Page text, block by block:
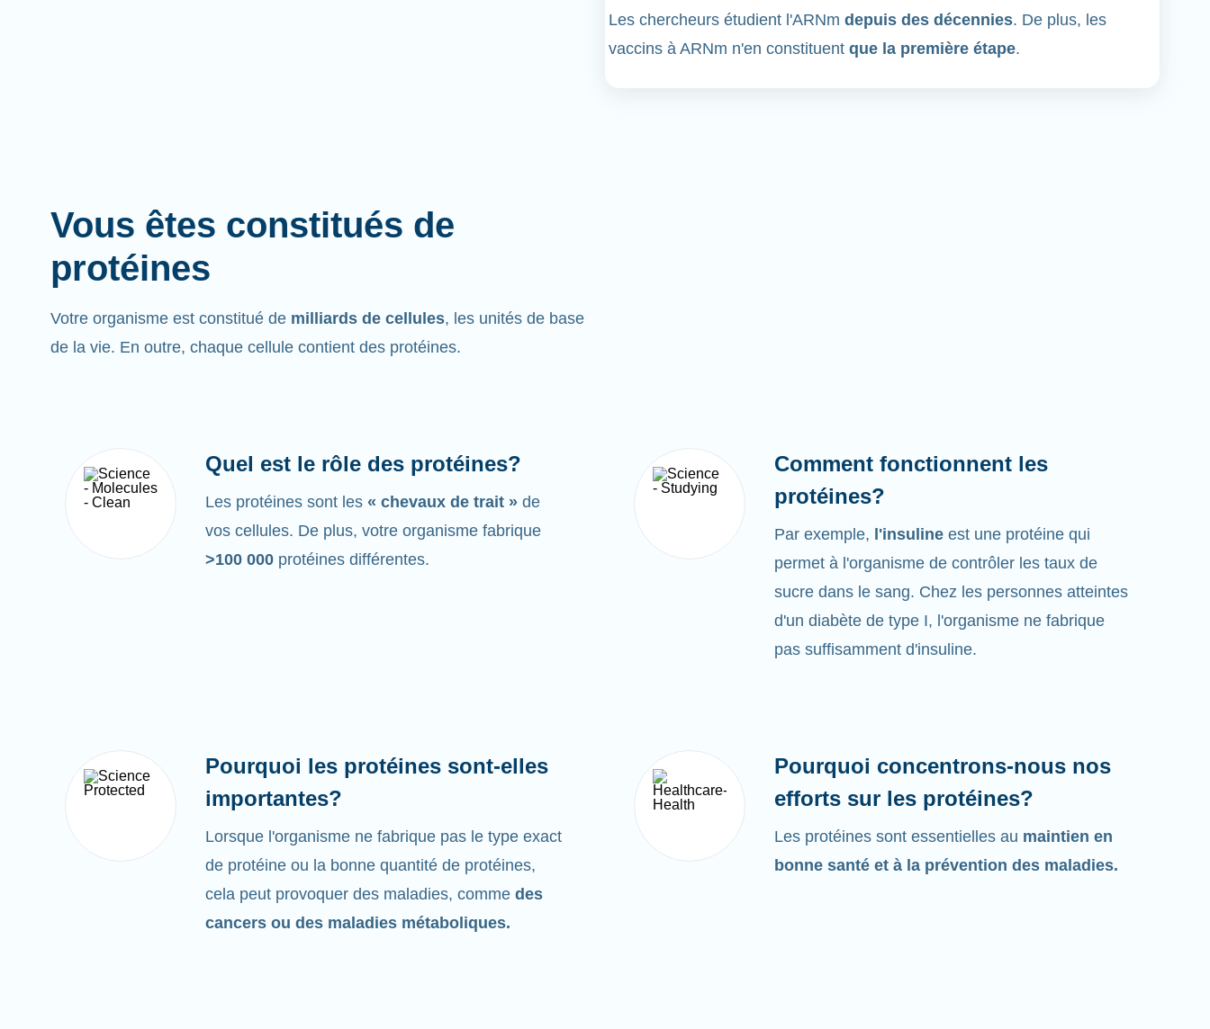
Les chercheurs étudient l'ARNm depuis des décennies. De plus, les
vaccins à ARNm n'en constituent que la première étape.
Vous êtes constitués de
protéines
Votre organisme est constitué de milliards de cellules, les unités de base
de la vie. En outre, chaque cellule contient des protéines.
Quel est le rôle des protéines?
Les protéines sont les « chevaux de trait » de
vos cellules. De plus, votre organisme fabrique
>100 000 protéines différentes.
Comment fonctionnent les
protéines?
Par exemple, l'insuline est une protéine qui
permet à l'organisme de contrôler les taux de
sucre dans le sang. Chez les personnes atteintes
d'un diabète de type I, l'organisme ne fabrique
pas suffisamment d'insuline.
Pourquoi les protéines sont-elles
importantes?
Lorsque l'organisme ne fabrique pas le type exact
de protéine ou la bonne quantité de protéines,
cela peut provoquer des maladies, comme des
cancers ou des maladies métaboliques.
Pourquoi concentrons-nous nos
efforts sur les protéines?
Les protéines sont essentielles au maintien en
bonne santé et à la prévention des maladies.